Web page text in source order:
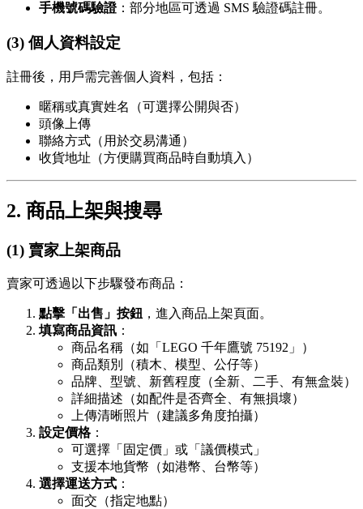
手機號碼驗證：部分地區可透過 SMS 驗證碼註冊。
(3) 個人資料設定
註冊後，用戶需完善個人資料，包括：
暱稱或真實姓名（可選擇公開與否）
頭像上傳
聯絡方式（用於交易溝通）
收貨地址（方便購買商品時自動填入）
2. 商品上架與搜尋
(1) 賣家上架商品
賣家可透過以下步驟發布商品：
點擊「出售」按鈕 ，進入商品上架頁面。
填寫商品資訊 ：
商品名稱（如「LEGO 千年鷹號 75192」）
商品類別（積木、模型、公仔等）
品牌、型號、新舊程度（全新、二手、有無盒裝）
詳細描述（如配件是否齊全、有無損壞）
上傳清晰照片（建議多角度拍攝）
設定價格：
可選擇「固定價」或「議價模式」
支援本地貨幣（如港幣、台幣等）
選擇運送方式 ：
面交（指定地點）